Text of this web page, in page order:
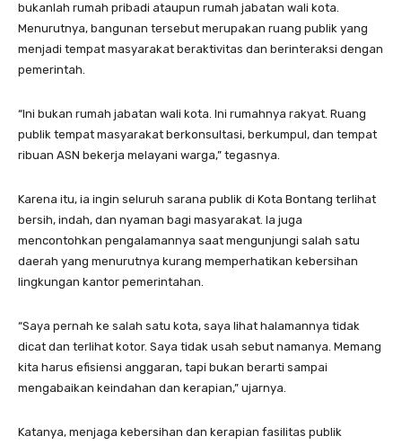
bukanlah rumah pribadi ataupun rumah jabatan wali kota.
Menurutnya, bangunan tersebut merupakan ruang publik yang
menjadi tempat masyarakat beraktivitas dan berinteraksi dengan
pemerintah.
“Ini bukan rumah jabatan wali kota. Ini rumahnya rakyat. Ruang
publik tempat masyarakat berkonsultasi, berkumpul, dan tempat
ribuan ASN bekerja melayani warga,” tegasnya.
Karena itu, ia ingin seluruh sarana publik di Kota Bontang terlihat
bersih, indah, dan nyaman bagi masyarakat. Ia juga
mencontohkan pengalamannya saat mengunjungi salah satu
daerah yang menurutnya kurang memperhatikan kebersihan
lingkungan kantor pemerintahan.
“Saya pernah ke salah satu kota, saya lihat halamannya tidak
dicat dan terlihat kotor. Saya tidak usah sebut namanya. Memang
kita harus efisiensi anggaran, tapi bukan berarti sampai
mengabaikan keindahan dan kerapian,” ujarnya.
Katanya, menjaga kebersihan dan kerapian fasilitas publik